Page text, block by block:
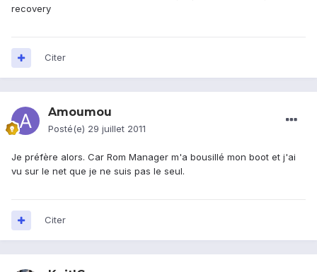
recovery
Citer
Amoumou
Posté(e) 29 juillet 2011
Je préfère alors. Car Rom Manager m'a bousillé mon boot et j'ai
vu sur le net que je ne suis pas le seul.
Citer